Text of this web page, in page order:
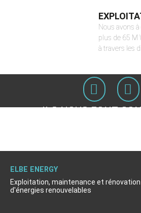
Nous avons
plus de 65 M
à travers les
ILS NOUS FONT
ILS NOUS FONT
ELBE ENERGY
Exploitation, maintenance et
d'énergies renouvelables